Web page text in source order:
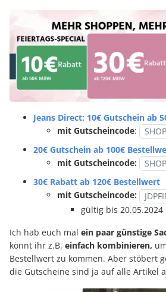
Jeans Direct: 10€ Gutschein ab
mit Gutscheincode:
20€ Gutschein ab 100€
mit Gutscheincode:
30€ Rabatt ab 120€ Bestellwert
mit Gutscheincode:
gültig bis 20.05.2024
Ich hab euch mal ein paar günstige
könnt ihr z.B. einfach kombinieren,
Bestellwert zu kommen. Aber stöbert
die Gutscheine sind ja auf alle Artikel